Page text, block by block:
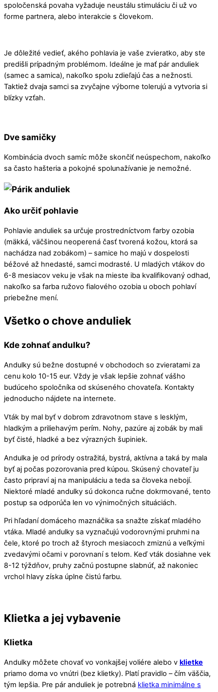
spoločenská povaha vyžaduje neustálu stimuláciu či už vo
forme partnera, alebo interakcie s človekom.
Je dôležité vedieť, akého pohlavia je vaše zvieratko, aby ste
predišli prípadným problémom. Ideálne je mať pár anduliek
(samec a samica), nakoľko spolu zdieľajú čas a nežnosti.
Taktiež dvaja samci sa zvyčajne výborne tolerujú a vytvoria si
blízky vzťah.
Dve samičky
Kombinácia dvoch samíc môže skončiť neúspechom, nakoľko
sa často hašteria a pokojné spolunažívanie je nemožné.
Ako určiť pohlavie
Pohlavie anduliek sa určuje prostredníctvom farby ozobia
(mäkká, väčšinou neoperená časť tvorená kožou, ktorá sa
nachádza nad zobákom) – samice ho majú v dospelosti
béžové až hnedasté, samci modrasté. U mladých vtákov do
6-8 mesiacov veku je však na mieste iba kvalifikovaný odhad,
nakoľko sa farba ružovo fialového ozobia u oboch pohlaví
priebežne mení.
Všetko o chove anduliek
Kde zohnať andulku?
Andulky sú bežne dostupné v obchodoch so zvieratami za
cenu kolo 10-15 eur. Vždy je však lepšie zohnať vášho
budúceho spoločníka od skúseného chovateľa. Kontakty
jednoducho nájdete na internete.
Vták by mal byť v dobrom zdravotnom stave s lesklým,
hladkým a priliehavým perím. Nohy, pazúre aj zobák by mali
byť čisté, hladké a bez výrazných šupiniek.
Andulka je od prírody ostražitá, bystrá, aktívna a taká by mala
byť aj počas pozorovania pred kúpou. Skúsený chovateľ ju
často pripraví aj na manipuláciu a teda sa človeka nebojí.
Niektoré mladé andulky sú dokonca ručne dokrmované, tento
postup sa odporúča len vo výnimočných situáciách.
Pri hľadaní domáceho maznáčika sa snažte získať mladého
vtáka. Mladé andulky sa vyznačujú vodorovnými pruhmi na
čele, ktoré po troch až štyroch mesiacoch zmiznú a veľkými
zvedavými očami v porovnaní s telom. Keď vták dosiahne vek
8-12 týždňov, pruhy začnú postupne slabnúť, až nakoniec
vrchol hlavy získa úplne čistú farbu.
Klietka a jej vybavenie
Klietka
Andulky môžete chovať vo vonkajšej voliére alebo v klietke
priamo doma vo vnútri (bez klietky). Platí pravidlo – čím väščia,
tým lepšia. Pre pár anduliek je potrebná klietka minimálne s